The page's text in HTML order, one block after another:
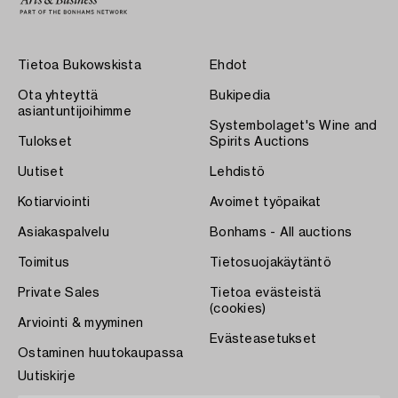
Tietoa Bukowskista
Ota yhteyttä
asiantuntijoihimme
Tulokset
Uutiset
Kotiarviointi
Asiakaspalvelu
Toimitus
Private Sales
Arviointi & myyminen
Ostaminen huutokaupassa
Ehdot
Bukipedia
Systembolaget's Wine and
Spirits Auctions
Lehdistö
Avoimet työpaikat
Bonhams - All auctions
Tietosuojakäytäntö
Tietoa evästeistä
(cookies)
Evästeasetukset
Uutiskirje